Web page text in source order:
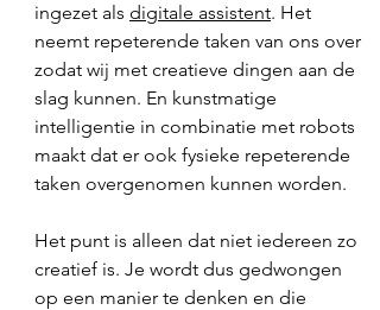
ingezet als digitale assistent. Het
neemt repeterende taken van ons over
zodat wij met creatieve dingen aan de
slag kunnen. En kunstmatige
intelligentie in combinatie met robots
maakt dat er ook fysieke repeterende
taken overgenomen kunnen worden.
Het punt is alleen dat niet iedereen zo
creatief is. Je wordt dus gedwongen
op een manier te denken en die